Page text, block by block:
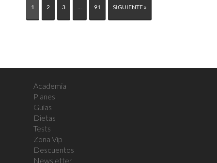
1 2 3 … 91 SIGUIENTE »
Academia
Planes
Guías
Dietas
Tests
Zona Vip
Descuentos
Newsletter